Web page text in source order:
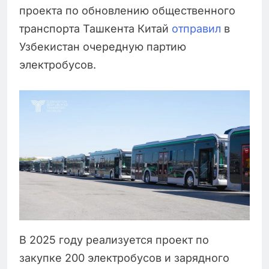
проекта по обновлению общественного
транспорта Ташкента Китай отправил в
Узбекистан очередную партию
электробусов.
В 2025 году реализуется проект по
закупке 200 электробусов и зарядного